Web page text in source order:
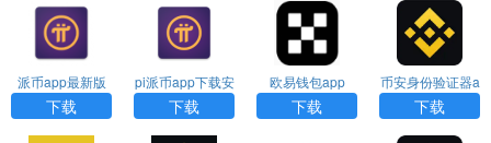
派币app最新版
本下载
下载
pi派币app下载安
装
下载
欧易钱包app
下载
币安身份验证器a
pp下载
下载